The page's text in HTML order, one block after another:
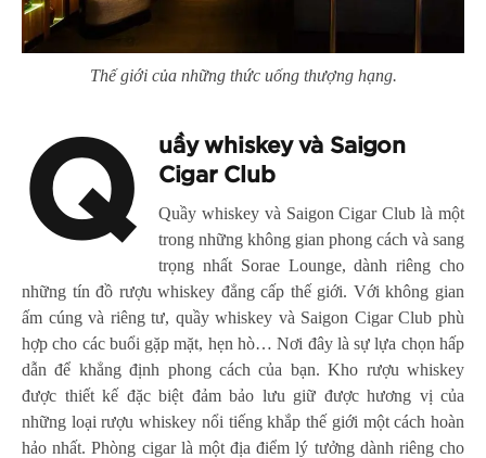
Thế giới của những thức uống thượng hạng.
Q
uầy whiskey và Saigon
Cigar Club
Quầy whiskey và Saigon Cigar Club là một
trong những không gian phong cách và sang
trọng nhất Sorae Lounge, dành riêng cho
những tín đồ rượu whiskey đẳng cấp thế giới. Với không gian
ấm cúng và riêng tư, quầy whiskey và Saigon Cigar Club phù
hợp cho các buổi gặp mặt, hẹn hò… Nơi đây là sự lựa chọn hấp
dẫn để khẳng định phong cách của bạn. Kho rượu whiskey
được thiết kế đặc biệt đảm bảo lưu giữ được hương vị của
những loại rượu whiskey nổi tiếng khắp thế giới một cách hoàn
hảo nhất. Phòng cigar là một địa điểm lý tưởng dành riêng cho